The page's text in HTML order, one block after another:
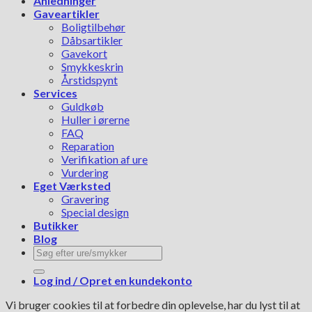
Gaveartikler
Boligtilbehør
Dåbsartikler
Gavekort
Smykkeskrin
Årstidspynt
Services
Guldkøb
Huller i ørerne
FAQ
Reparation
Verifikation af ure
Vurdering
Eget Værksted
Gravering
Special design
Butikker
Blog
Søg
efter:
Log ind / Opret en kundekonto
Vi bruger cookies til at forbedre din oplevelse, har du lyst til at